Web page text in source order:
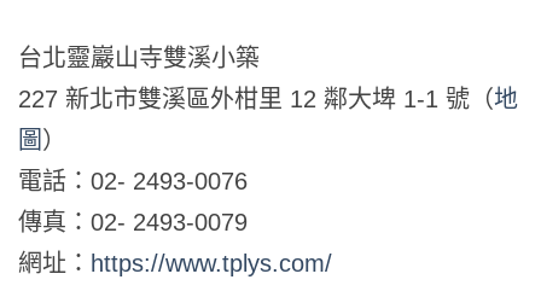
台北靈巖山寺雙溪小築
227 新北市雙溪區外柑里 12 鄰大埤 1-1 號（地
圖 ）
電話：02- 2493-0076
傳真：02- 2493-0079
網址： https://www.tplys.com/